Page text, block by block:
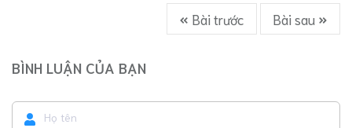
Bài trước Bài sau
BÌNH LUẬN CỦA BẠN